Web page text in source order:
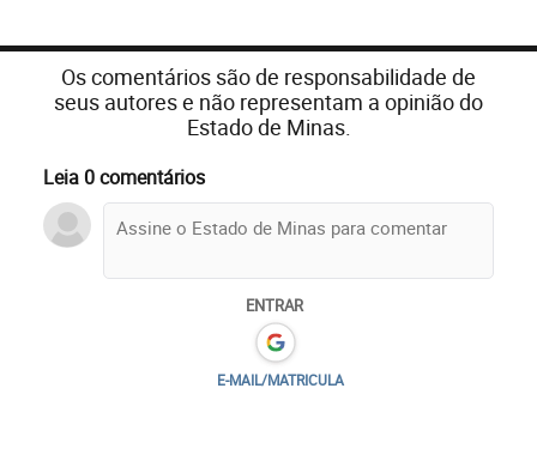
Os comentários são de responsabilidade de
seus autores e não representam a opinião do
Estado de Minas.
Leia 0 comentários
ENTRAR
E-MAIL/MATRICULA